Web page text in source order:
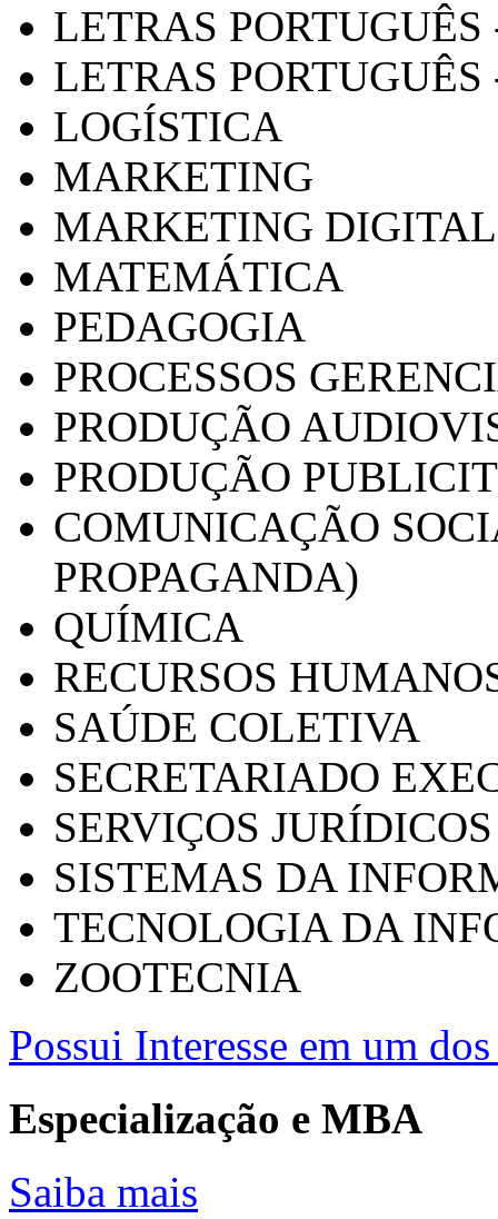
LETRAS
LETRAS PORTUGUÊS
LOGÍSTICA
MARKETING
MARKETING DIGITAL
MATEMÁTICA
PEDAGOGIA
PROCESSOS
PRODUÇÃO
PRODUÇÃO
COMUNICAÇÃO
PROPAGANDA)
QUÍMICA
RECURSOS
SAÚDE COLETIVA
SECRETARIADO
SERVIÇOS
SISTEMAS DA
TECNOLOGIA DA
ZOOTECNIA
Possui Interesse em um
Especialização e MBA
Saiba mais